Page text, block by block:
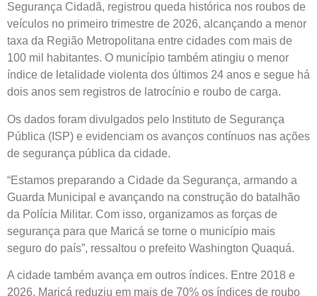
Segurança Cidadã, registrou queda histórica nos roubos de
veículos no primeiro trimestre de 2026, alcançando a menor
taxa da Região Metropolitana entre cidades com mais de
100 mil habitantes. O município também atingiu o menor
índice de letalidade violenta dos últimos 24 anos e segue há
dois anos sem registros de latrocínio e roubo de carga.
Os dados foram divulgados pelo Instituto de Segurança
Pública (ISP) e evidenciam os avanços contínuos nas ações
de segurança pública da cidade.
“Estamos preparando a Cidade da Segurança, armando a
Guarda Municipal e avançando na construção do batalhão
da Polícia Militar. Com isso, organizamos as forças de
segurança para que Maricá se torne o município mais
seguro do país”, ressaltou o prefeito Washington Quaquá.
A cidade também avança em outros índices. Entre 2018 e
2026, Maricá reduziu em mais de 70% os índices de roubo